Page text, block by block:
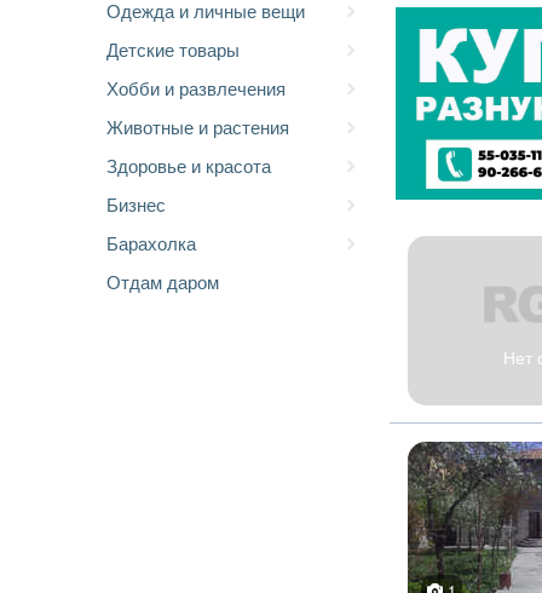
Одежда и личные вещи
Детские товары
Хобби и развлечения
Животные и растения
Здоровье и красота
Бизнес
Барахолка
Отдам даром
Нет